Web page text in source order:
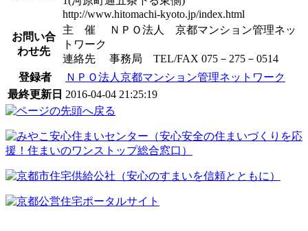
http://www.hitomachi-kyoto.jp/index.html
お問い合
わせ先
主 催 ＮＰＯ法人 京都マンション管理ネッ
トワーク
連絡先 事務局 TEL/FAX 075－275－0514
登録者
ＮＰＯ法人京都マンション管理ネットワーク
最終更新日 2016-04-04 21:25:19